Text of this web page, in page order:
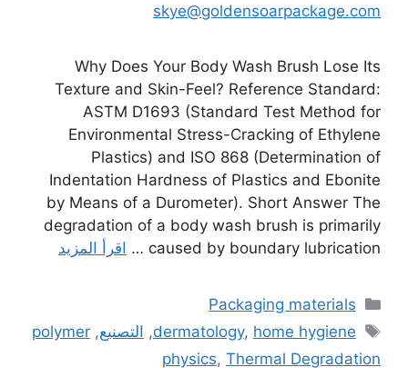
skye@goldensoarpackage.com
Why Does Your Body Wash Brush Lose Its
Texture and Skin-Feel? Reference Standard:
ASTM D1693 (Standard Test Method for
Environmental Stress-Cracking of Ethylene
Plastics) and ISO 868 (Determination of
Indentation Hardness of Plastics and Ebonite
by Means of a Durometer). Short Answer The
degradation of a body wash brush is primarily
caused by boundary lubrication …
اقرأ المزيد
التصنيفات
Packaging materials
الوسوم
dermatology, home hygiene
, التصنيع,
polymer
physics, Thermal Degradation